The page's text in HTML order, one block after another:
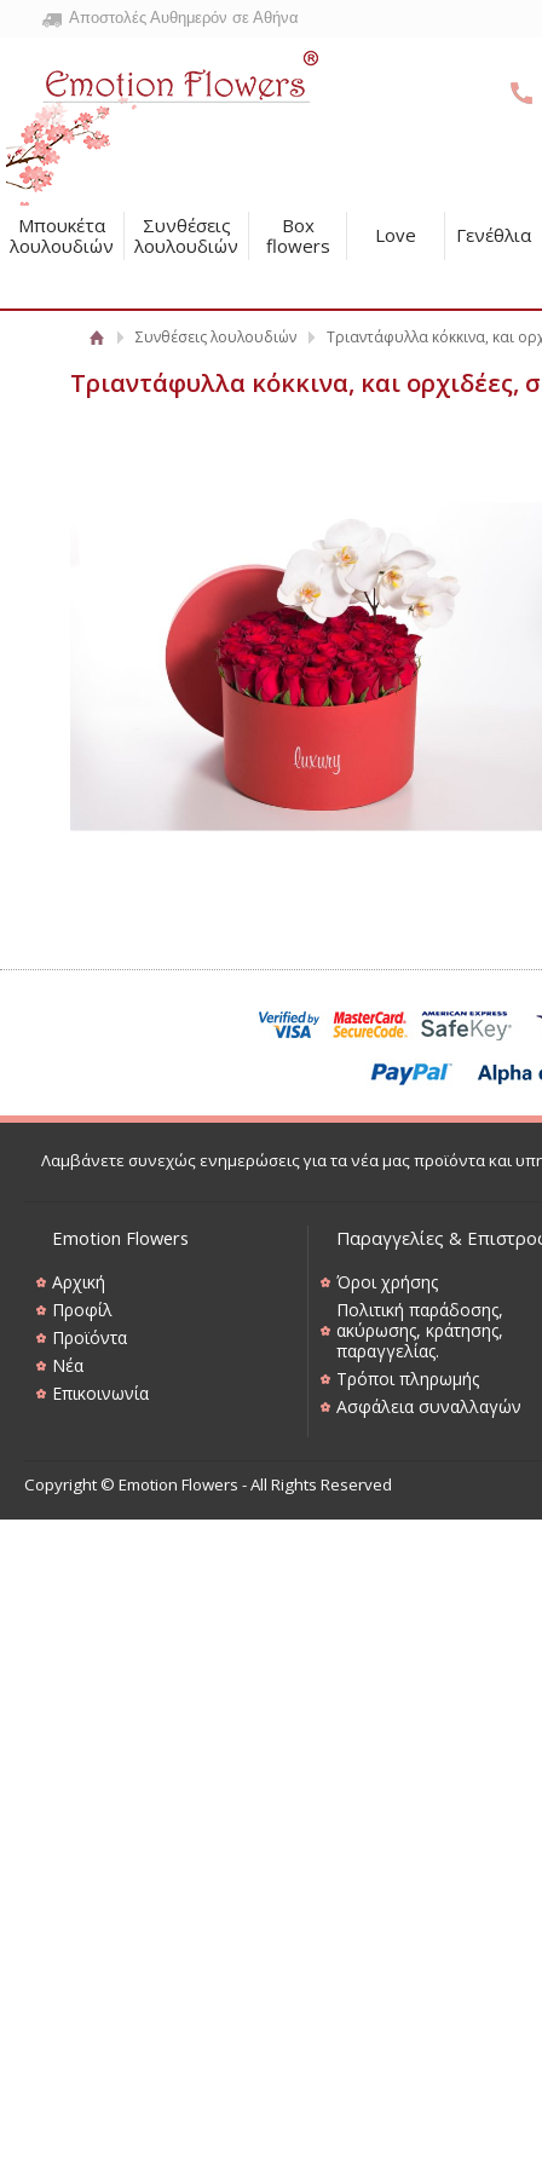
Αποστολές Αυθημερόν σε Αθήνα
Μπουκέτα
λουλουδιών
Συνθέσεις
λουλουδιών
Box
flowers
Love Γενέθλια
Συνθέσεις λουλουδιών Τριαντάφυλλα κόκκινα, και
Τριαντάφυλλα κόκκινα, και ορχιδέες,
Λαμβάνετε συνεχώς ενημερώσεις για τα νέα μας προϊόντα και
Emotion Flowers
Αρχική
Προφίλ
Προϊόντα
Νέα
Επικοινωνία
Παραγγελίες &
Όροι χρήσης
Πολιτική παράδοσης,
ακύρωσης, κράτησης,
παραγγελίας.
Τρόποι πληρωμής
Ασφάλεια συναλλαγών
Copyright © Emotion Flowers - All Rights Reserved